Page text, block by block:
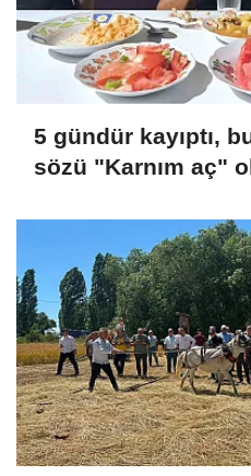
5 gündür kayıptı,
sözü "Karnım aç"